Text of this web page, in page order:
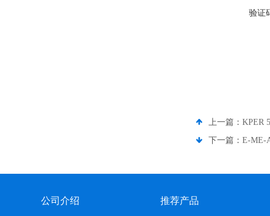
验证
上一篇： KPER
下一篇： E-ME-
公司介绍 推荐产品